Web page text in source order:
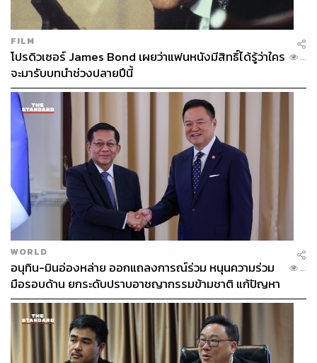
FILM
โปรดิวเซอร์ James Bond เผยว่าแฟนหนังมีสิทธิ์ได้รู้ว่าใคร
จะมารับบทนำช่วงปลายปีนี้
...
WORLD
อนุทิน-มินอ่องหล่าย ออกแถลงการณ์ร่วม หนุนความร่วม
มือรอบด้าน ยกระดับปราบอาชญากรรมข้ามชาติ แก้ปัญหา
หมอกควัน-มลพิษทางน้ำ
...